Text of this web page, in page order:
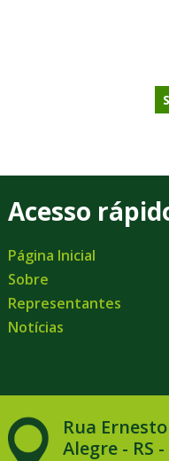
Acesso
Página Inicial
Sobre
Representantes
Notícias
Rua
Alegre - RS -